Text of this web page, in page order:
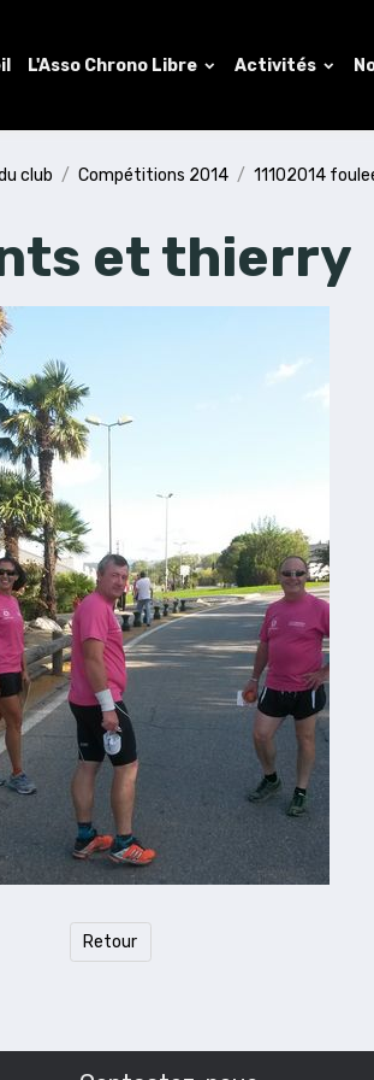
L'Asso Chrono Libre Activités
club Compétitions 2014
11102014
et thierry
Retour